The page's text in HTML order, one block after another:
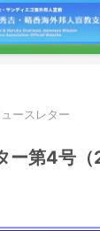
ターのメールに
わせ」フォーム
ースレター
ー第4号（